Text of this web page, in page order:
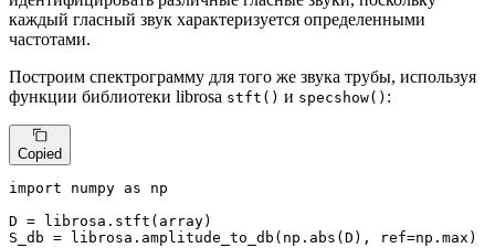
каждый гласный звук характеризуется определенными
частотами.
Построим спектрограмму для того же звука трубы, используя
функции библиотеки librosa stft() и specshow() :
Copied
import numpy as np
D = librosa.stft(array)
S_db = librosa.amplitude_to_db(np. abs (D), ref=np. max )